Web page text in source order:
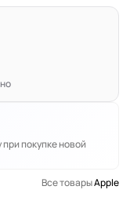
покупке новой
Все товарыApple